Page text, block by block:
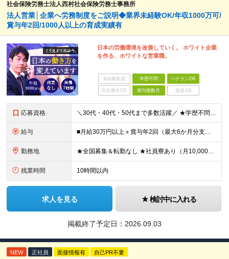
社会保険労務士法人西村社会保険労務士事務所
法人営業│企業へ労務制度をご説明◆業界未経験OK/年収1000万可/
賞与年2回/1000人以上の育成実績有
日本の労働環境を改善していく。 ホワイト企業
を作る、ホワイトな営業職。
未経験歓迎 学歴不問 ベテランOK
完全週休2日 賞与複数月 面接1回
応募資格 ＼30代・40代・50代まで多数活躍／ ★学歴不問 ★何かしらの営業経験をお持ちの方（経験年数・業界不問） 社会保険や労務の知識は必要ありません。 業界未経験からスタートできます！ ＜仕事のやりが
給与 ■月給30万円以上＋賞与年2回（最大6か月分支給実績あり）＋インセンティブ ★インセンティブ毎月支給 └最大で30～65万円を獲得する社員も └入社5年未満の社員の月平均インセンティブ15万円 ★社
勤務地 ★全国募集＆転勤なし ★社員寮あり（月10,000円～） ※勤務地による ★直行直帰OK ★車・自転車・バイク通勤OK ※一部事務所 【北海道・東北】 札幌事務所、仙台事務所 【関東】 大宮事務所
残業時間 10時間以内
求人を見る 検討中に入れる
掲載終了予定日： 2026.09.03
NEW 正社員 面接情報有 自己PR不要